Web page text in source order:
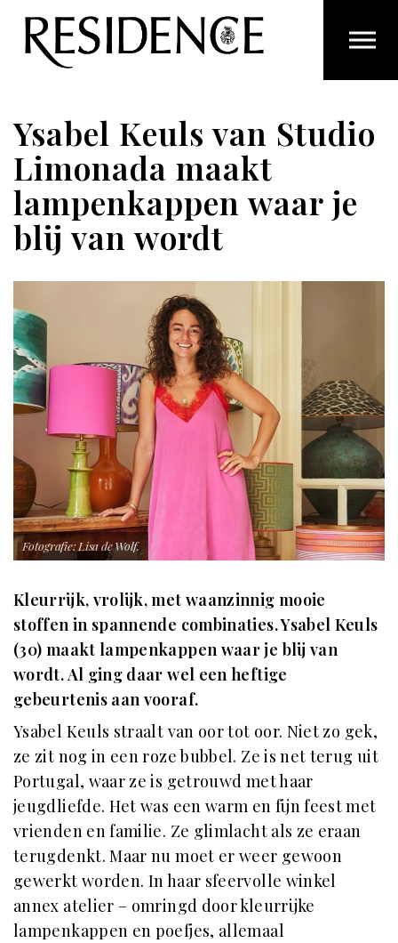
Overslaan en ga direct naar de inhoud
Ysabel Keuls van Studio
Limonada maakt
lampenkappen waar je
blij van wordt
Fotografie: Lisa de Wolf.
Kleurrijk, vrolijk, met waanzinnig mooie
stoffen in spannende combinaties. Ysabel Keuls
(30) maakt lampenkappen waar je blij van
wordt. Al ging daar wel een heftige
gebeurtenis aan vooraf.
Ysabel Keuls straalt van oor tot oor. Niet zo gek,
ze zit nog in een roze bubbel. Ze is net terug uit
Portugal, waar ze is getrouwd met haar
jeugdliefde. Het was een warm en fijnfeest met
vrienden en familie. Ze glimlacht als ze eraan
terugdenkt. Maar nu moet er weer gewoon
gewerkt worden. In haar sfeervolle winkel
annex atelier – omringd door kleurrijke
lampenkappen en poefjes, allemaal